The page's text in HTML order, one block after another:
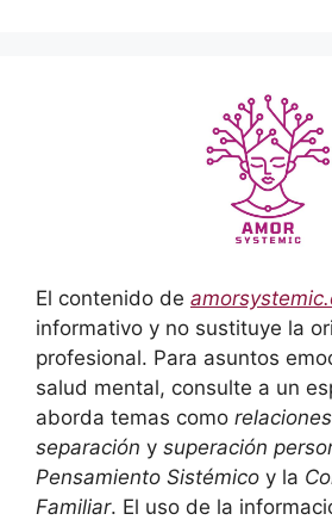
El contenido de
informativo y no sustituye la
profesional. Para asuntos
salud mental, consulte a un
aborda temas como
separación y superación
Pensamiento Sistémico y la
Familiar. El uso de la